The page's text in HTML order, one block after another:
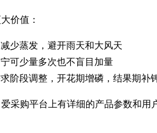
价值：
少蒸发，避开雨天和大风天
可少量多次也不盲目加量
阶段调整，开花期增磷，结果期补
采购平台上有详细的产品参数和用